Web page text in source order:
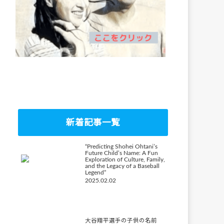
新着記事一覧
“Predicting Shohei Ohtani’s
Future Child’s Name: A Fun
Exploration of Culture, Family,
and the Legacy of a Baseball
Legend”
2025.02.02
大谷翔平選手の子供の名前